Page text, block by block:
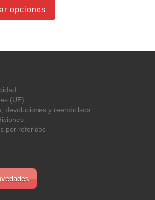
opciones
(UE)
devoluciones y reembolsos
por referidos